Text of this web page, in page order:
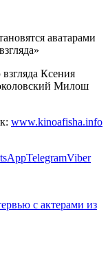
Ксения
Милош
www.kinoafisha.info
TelegramViber
с актерами из